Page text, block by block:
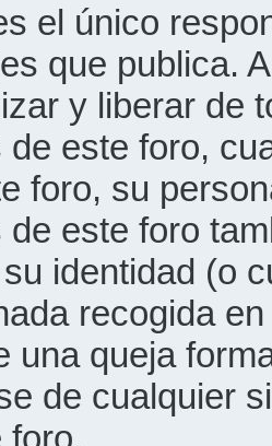
el único
que publica.
y liberar de
de este foro,
foro, su
de este foro
identidad (o
recogida
una queja
de cualquier
foro.